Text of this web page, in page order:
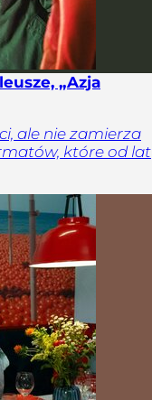
„Azja
ale nie zamierza
które od lat